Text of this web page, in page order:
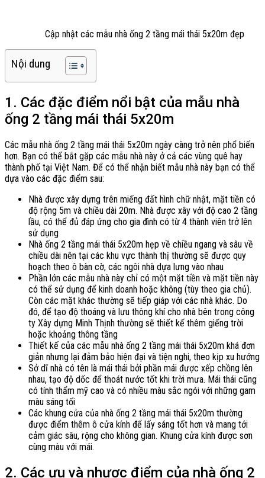
Cập nhật các mẫu nhà ống 2 tầng mái thái 5x20m đẹp
Nội dung
1. Các đặc điểm nổi bật của mẫu nhà
ống 2 tầng mái thái 5x20m
Các mẫu nhà ống 2 tầng mái thái 5x20m ngày càng trở nên phổ biến
hơn. Bạn có thể bắt gặp các mẫu nhà này ở cả các vùng quê hay
thành phố tại Việt Nam. Để có thể nhận biết mẫu nhà này bạn có thể
dựa vào các đặc điểm sau:
Nhà được xây dựng trên miếng đất hình chữ nhật, mặt tiền có
độ rộng 5m và chiều dài 20m. Nhà được xây với độ cao 2 tầng
lầu, có thể đủ đáp ứng cho gia đình có từ 4 thành viên trở lên
sử dụng
Nhà ống 2 tầng mái thái 5x20m hẹp về chiều ngang và sâu về
chiều dài nên tại các khu vực thành thị thường sẽ được quy
hoạch theo ô bàn cờ, các ngôi nhà dựa lưng vào nhau
Phần lớn các mẫu nhà này chỉ có một mặt tiền và mặt tiền này
có thể sử dụng để kinh doanh hoặc không (tùy theo gia chủ).
Còn các mặt khác thường sẽ tiếp giáp với các nhà khác. Do
đó, để tạo độ thoáng và lưu thông khí cho nhà bên trong công
ty Xây dựng Minh Thịnh thường sẽ thiết kế thêm giếng trời
hoặc khoảng thông tầng
Thiết kế của các mẫu nhà ống 2 tầng mái thái 5x20m khá đơn
giản nhưng lại đảm bảo hiện đại và tiện nghi, theo kịp xu hướng
Sở dĩ nhà có tên là mái thái bởi phần mái được xếp chồng lên
nhau, tạo độ dốc để thoát nước tốt khi trời mưa. Mái thái cũng
có tính thẩm mỹ cao và có nhiều màu sắc ngói với những gam
màu sáng tối
Các khung cửa của nhà ống 2 tầng mái thái 5x20m thường
được điểm thêm ô cửa kính để lấy sáng tốt hơn và mang tới
cảm giác sâu, rộng cho không gian. Khung cửa kính được sơn
cùng màu với mái.
2. Các ưu và nhược điểm của nhà ống 2